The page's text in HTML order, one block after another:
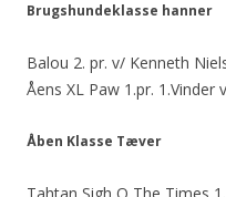
Brugshundeklasse hanner
Balou 2. pr. v/ Kenneth
Åens XL Paw 1.pr. 1.Vinder
Åben Klasse Tæver